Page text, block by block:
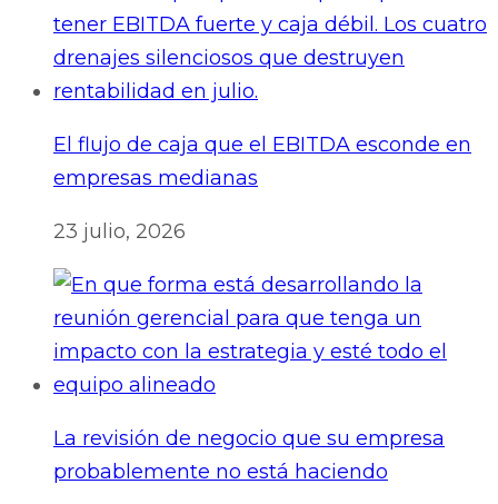
El flujo de caja que el EBITDA esconde en
empresas medianas
23 julio, 2026
La revisión de negocio que su empresa
probablemente no está haciendo